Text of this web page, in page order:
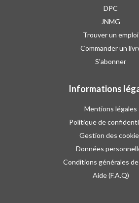
DPC
JNMG
Trouver un emploi
Commander un
S'abonner
Informations
Mentions légales
Politique de
Gestion des
Données
Conditions générales
Aide (F.A.Q)